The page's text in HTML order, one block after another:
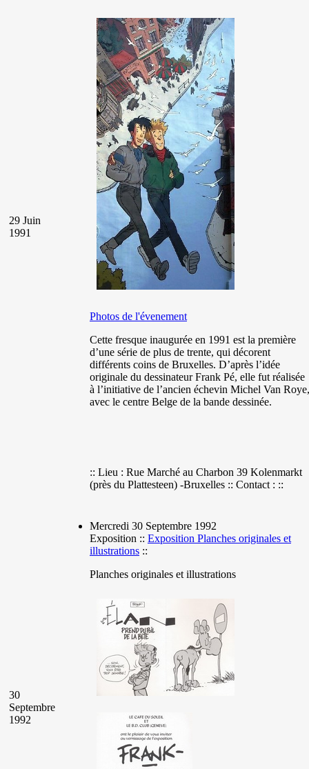
29 Juin
1991
Photos de l'évenement
Cette fresque inaugurée en 1991 est la première
d’une série de plus de trente, qui décorent
différents coins de Bruxelles. D’après l’idée
originale du dessinateur Frank Pé, elle fut réalisée
à l’initiative de l’ancien échevin Michel Van Roye,
avec le centre Belge de la bande dessinée.
:: Lieu : Rue Marché au Charbon 39 Kolenmarkt
(près du Plattesteen) -Bruxelles :: Contact : ::
30
Septembre
1992
Mercredi 30 Septembre 1992
Exposition :: Exposition Planches originales et
illustrations ::
Planches originales et illustrations